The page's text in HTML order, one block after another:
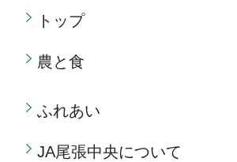
トップ
農と食
ふれあい
JA尾張中央について